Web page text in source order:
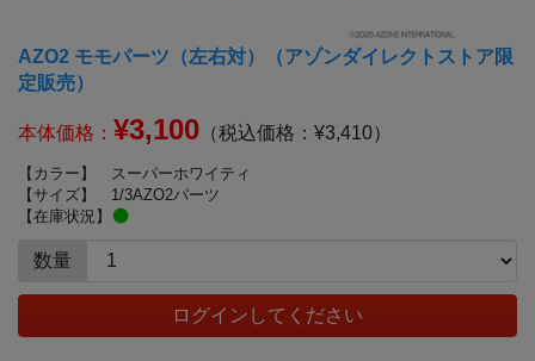
AZO2 モモパーツ（左右対）（アゾンダイレクトストア限
定販売）
本体価格： ¥3,100 （税込価格：¥3,410）
【カラー】
スーパーホワイティ
【サイズ】
1/3AZO2パーツ
【在庫状況】
数量
ログインしてください